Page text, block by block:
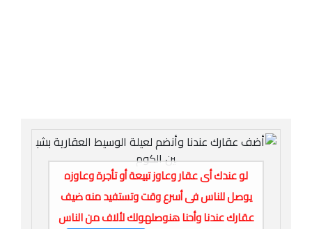
لو عندك أى عقار وعاوز تبيعة أو تأجرة وعاوزه
يوصل للناس فى أسرع وقت وتستفيد منه ضيف
عقارك عندنا وأحنا هنوصلهولك لألاف من الناس